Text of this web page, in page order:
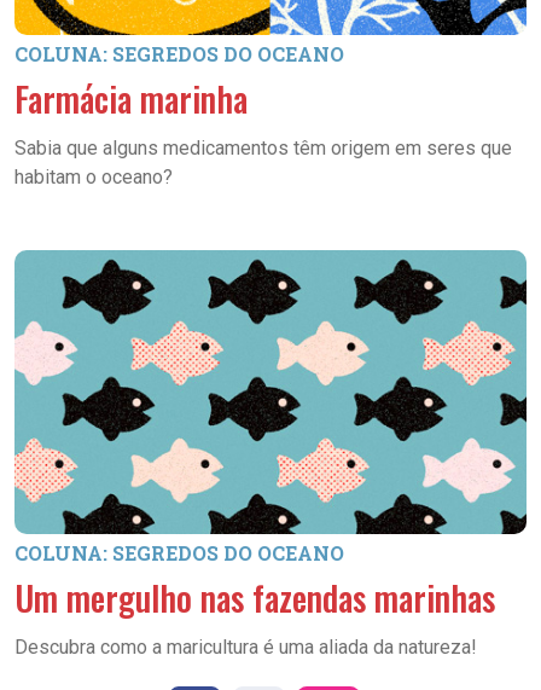
COLUNA: SEGREDOS DO OCEANO
Farmácia marinha
Sabia que alguns medicamentos têm origem em seres que
habitam o oceano?
COLUNA: SEGREDOS DO OCEANO
Um mergulho nas fazendas marinhas
Descubra como a maricultura é uma aliada da natureza!